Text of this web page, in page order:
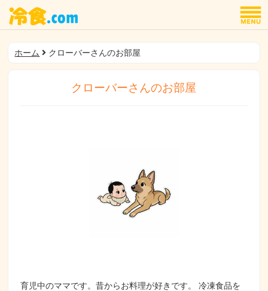
ホーム クローバーさんのお部屋
クローバーさんのお部屋
育児中のママです。昔からお料理が好きです。 冷凍食品を